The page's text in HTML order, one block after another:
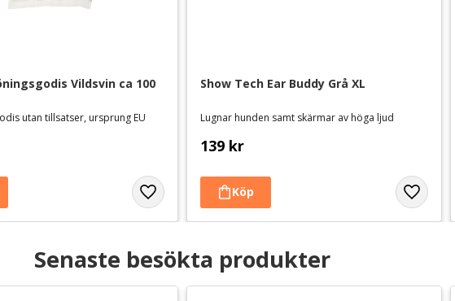
Vildsvin ca 100
utan tillsatser, ursprung EU
Show Tech Ear Buddy Grå XL
Lugnar hunden samt skärmar av höga ljud
139 kr
Senaste besökta produkter